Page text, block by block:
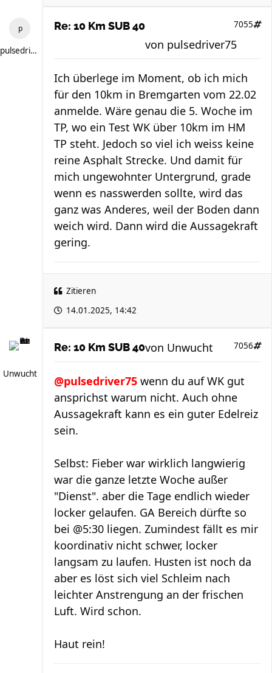
pulsedriver75
Re: 10 Km SUB 40 7055
von pulsedriver75
Ich überlege im Moment, ob ich mich
für den 10km in Bremgarten vom 22.02
anmelde. Wäre genau die 5. Woche im
TP, wo ein Test WK über 10km im HM
TP steht. Jedoch so viel ich weiss keine
reine Asphalt Strecke. Und damit für
mich ungewohnter Untergrund, grade
wenn es nasswerden sollte, wird das
ganz was Anderes, weil der Boden dann
weich wird. Dann wird die Aussagekraft
gering.
Zitieren
14.01.2025, 14:42
Unwucht
Re: 10 Km SUB 40 7056
von Unwucht
@pulsedriver75 wenn du auf WK gut
ansprichst warum nicht. Auch ohne
Aussagekraft kann es ein guter Edelreiz
sein.
Selbst: Fieber war wirklich langwierig
war die ganze letzte Woche außer
"Dienst". aber die Tage endlich wieder
locker gelaufen. GA Bereich dürfte so
bei @5:30 liegen. Zumindest fällt es mir
koordinativ nicht schwer, locker
langsam zu laufen. Husten ist noch da
aber es löst sich viel Schleim nach
leichter Anstrengung an der frischen
Luft. Wird schon.
Haut rein!